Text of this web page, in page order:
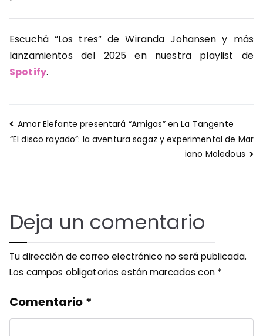
Escuchá “Los tres” de Wiranda Johansen y más
lanzamientos del 2025 en nuestra playlist de
Spotify.
Navegación
de
Amor Elefante presentará “Amigas” en La Tangente
“El disco rayado”: la aventura sagaz y experimental de Mar
iano Moledous
Deja un comentario
Tu dirección de correo electrónico no será publicada.
Los campos obligatorios están marcados con *
Comentario *